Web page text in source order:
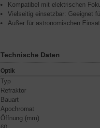
Kompatibel mit elektrischen
Vielseitig einsetzbar: Geeignet
Außer für astronomischen
Technische Daten
Optik
Typ
Refraktor
Bauart
Apochromat
Öffnung (mm)